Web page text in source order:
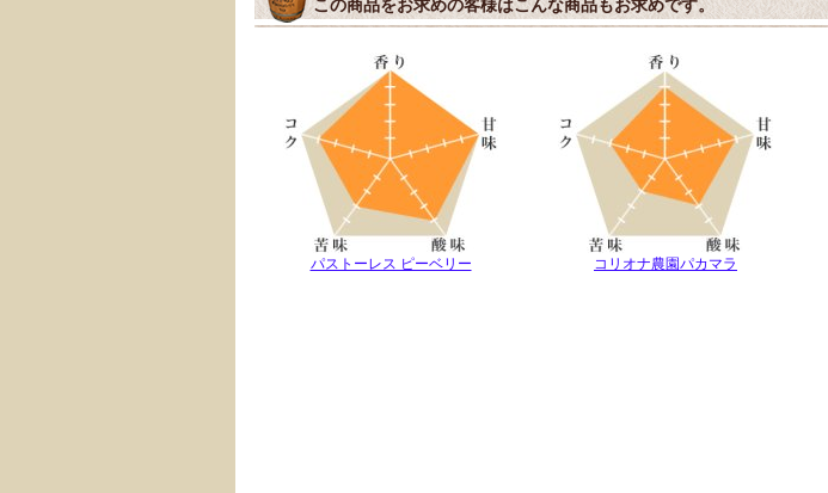
この商品をお求めの客様はこんな商品もお求めです。
パストーレス ピーベリー コリオナ農園パカマラ